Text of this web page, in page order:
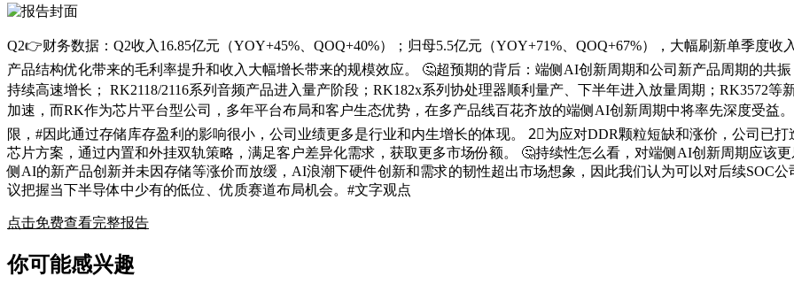
Q2👉财务数据：Q2收入16.85亿元（YOY+45%、QOQ+40%）；归母5.5亿元（YOY+71%、QOQ+67%），大幅刷新单季度
产品结构优化带来的毛利率提升和收入大幅增长带来的规模效应。 🤔超预期的背后：端侧AI创新周期和公司新产品周期的共振
持续高速增长； RK2118/2116系列音频产品进入量产阶段；RK182x系列协处理器顺利量产、下半年进入放量周期；RK3572
加速，而RK作为芯片平台型公司，多年平台布局和客户生态优势，在多产品线百花齐放的端侧AI创新周期中将率先深度受益。
限，#因此通过存储库存盈利的影响很小，公司业绩更多是行业和内生增长的体现。 2⃣️为应对DDR颗粒短缺和涨价，公司已
芯片方案，通过内置和外挂双轨策略，满足客户差异化需求，获取更多市场份额。 🤔持续性怎么看，对端侧AI创新周期应该
侧AI的新产品创新并未因存储等涨价而放缓，AI浪潮下硬件创新和需求的韧性超出市场想象，因此我们认为可以对后续SOC
议把握当下半导体中少有的低位、优质赛道布局机会。#文字观点
点击免费查看完整报告
你可能感兴趣